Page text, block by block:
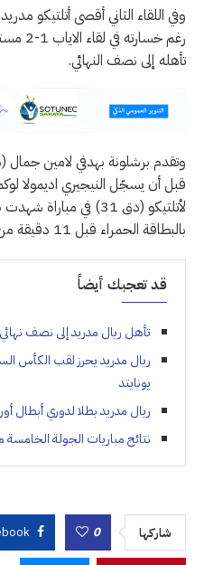
وفي اللقاء الثاني أقصى أتلتيكو
تأهله إلى نصف النهائي.
قبل أن يسجّل النيجيري اديمولا
لأتلتيكو (دق 31) في
بالبطاقة الحمراء قبل 11 دقيقة من نهاية الوقت الاصلي.
قد تعجبك أيضاً
تأهل ريال مدريد إلى نصف
ريال مدريد يحرز لقب الكأس
يونايتد
ريال مدريد بطلا لدوري أبطال
نتائج مباريات الجولة الخامسة
شاركها 0